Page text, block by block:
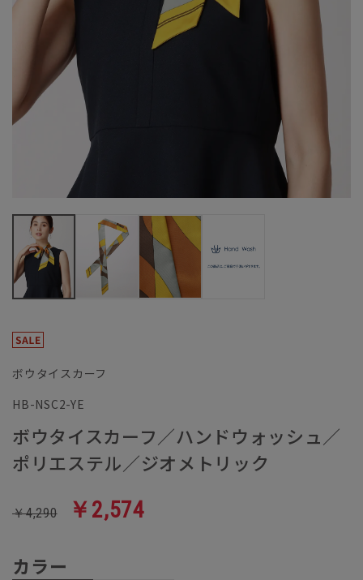
ボウタイスカーフ
HB-NSC2-YE
ボウタイスカーフ／ハンドウォッシュ／
ポリエステル／ジオメトリック
￥4,290 ￥2,574
カラー